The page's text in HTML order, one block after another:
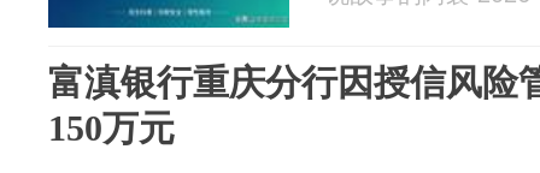
富滇银行重庆分行因授信风险
150万元